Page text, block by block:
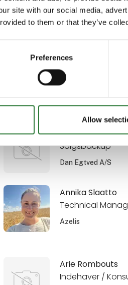
site with our social media,
to them or that they’ve
Preferences
Allow
Ann-Christin
Marketing
Anne Christine
Partner, COO
UNISON Energy
Anne-Kathrine
Salgsbackup
Dan Egtved A/S
Annika Slaatto
Technical
Azelis
Arie Rombouts
Indehaver /